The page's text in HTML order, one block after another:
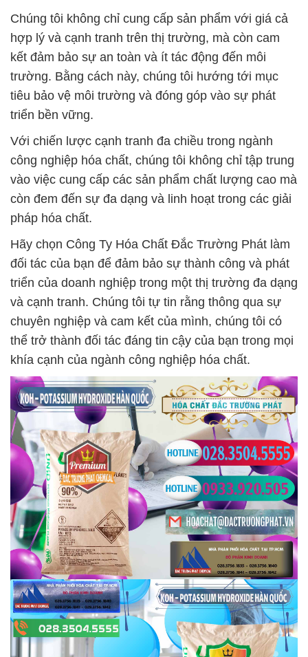
Chúng tôi không chỉ cung cấp sản phẩm với giá cả
hợp lý và cạnh tranh trên thị trường, mà còn cam
kết đảm bảo sự an toàn và ít tác động đến môi
trường. Bằng cách này, chúng tôi hướng tới mục
tiêu bảo vệ môi trường và đóng góp vào sự phát
triển bền vững.
Với chiến lược cạnh tranh đa chiều trong ngành
công nghiệp hóa chất, chúng tôi không chỉ tập trung
vào việc cung cấp các sản phẩm chất lượng cao mà
còn đem đến sự đa dạng và linh hoạt trong các giải
pháp hóa chất.
Hãy chọn Công Ty Hóa Chất Đắc Trường Phát làm
đối tác của bạn để đảm bảo sự thành công và phát
triển của doanh nghiệp trong một thị trường đa dạng
và cạnh tranh. Chúng tôi tự tin rằng thông qua sự
chuyên nghiệp và cam kết của mình, chúng tôi có
thể trở thành đối tác đáng tin cậy của bạn trong mọi
khía cạnh của ngành công nghiệp hóa chất.